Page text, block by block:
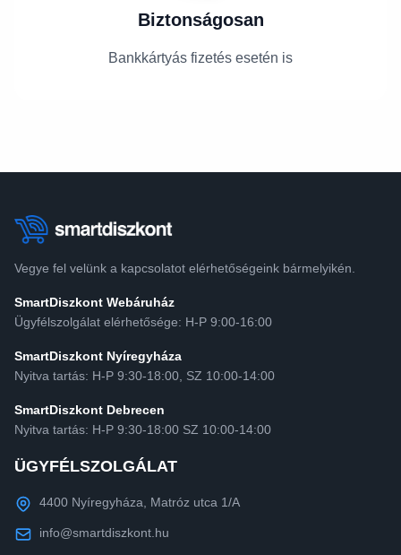
Biztonságosan
Bankkártyás fizetés esetén is
Vegye fel velünk a kapcsolatot elérhetőségeink bármelyikén.
SmartDiszkont Webáruház
Ügyfélszolgálat elérhetősége: H-P 9:00-16:00
SmartDiszkont Nyíregyháza
Nyitva tartás: H-P 9:30-18:00, SZ 10:00-14:00
SmartDiszkont Debrecen
Nyitva tartás: H-P 9:30-18:00 SZ 10:00-14:00
ÜGYFÉLSZOLGÁLAT
4400 Nyíregyháza, Matróz utca 1/A
info@smartdiszkont.hu